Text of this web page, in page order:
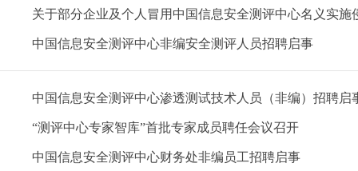
关于部分企业及个人冒用中国信息安全测评中心名义实施
中国信息安全测评中心非编安全测评人员招聘启事
中国信息安全测评中心渗透测试技术人员（非编）招聘启
“测评中心专家智库”首批专家成员聘任会议召开
中国信息安全测评中心财务处非编员工招聘启事